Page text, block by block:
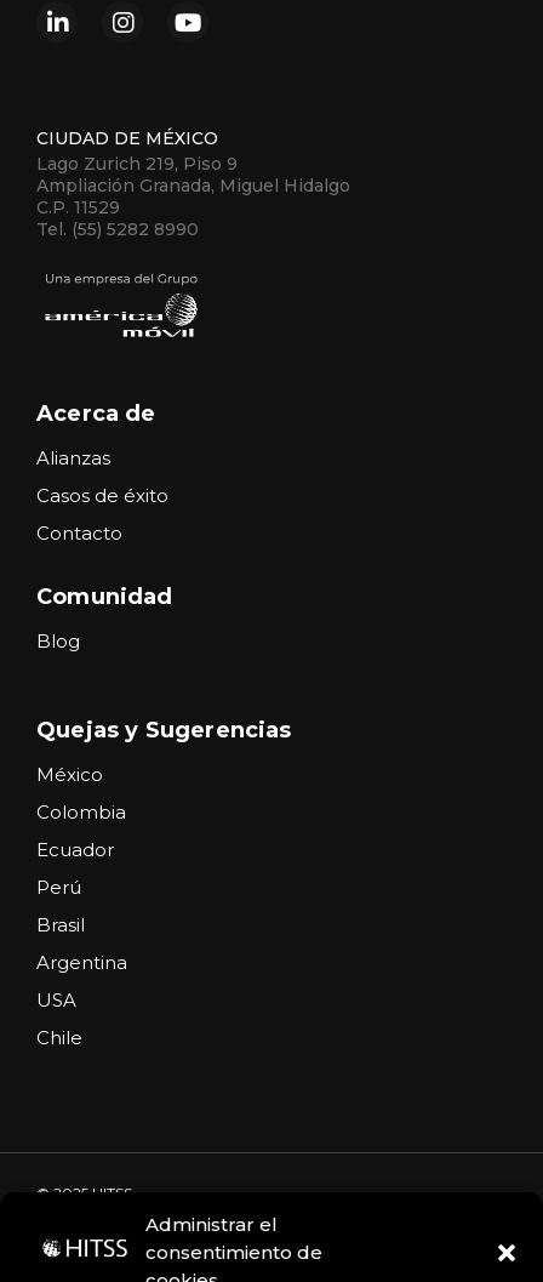
Administrar el
consentimiento de
CIUDAD DE MÉXICO
Lago Zurich 219, Piso 9
Ampliación Granada, Miguel Hidalgo
C.P. 11529
Tel. (55) 5282 8990
Acerca de
Alianzas
Casos de éxito
Contacto
Comunidad
Blog
Quejas y Sugerencias
México
Colombia
Ecuador
Perú
Brasil
Argentina
USA
Chile
© 2025 HITSS